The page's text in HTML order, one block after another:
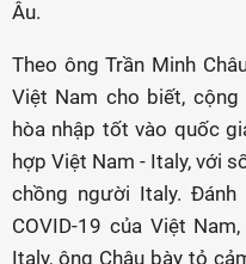
Âu.
Theo ông Trần Minh
Việt Nam cho biết,
hòa nhập tốt vào quốc
hợp Việt Nam - Italy, với
chồng người Italy.
COVID-19 của Việt
Italy, ông Châu bày tỏ